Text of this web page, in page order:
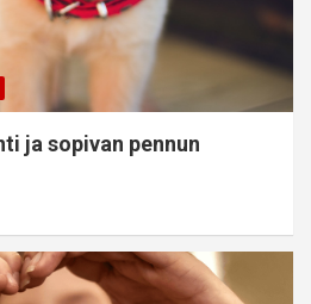
ja sopivan pennun